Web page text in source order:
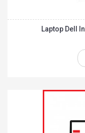
Laptop Dell